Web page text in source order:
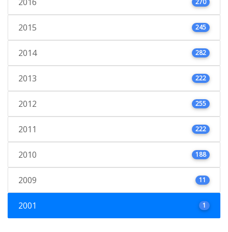
2015 245
2014 282
2013 222
2012 255
2011 222
2010 188
2009 11
2001 1